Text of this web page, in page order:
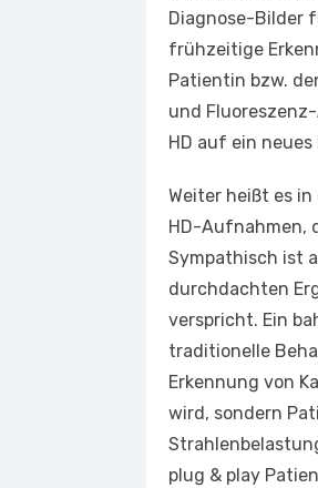
Diagnose-Bilder
frühzeitige
Patientin bzw.
und
HD auf ein
Weiter heißt es
HD-Aufnahmen,
Sympathisch ist
durchdachten
verspricht. Ein
traditionelle
Erkennung von
wird, sondern
plug & play